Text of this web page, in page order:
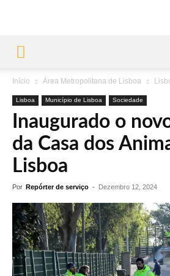
Início Área Metropolitana de Lisboa
Lisboa Município de Lisboa Sociedade
Inaugurado o
da Casa dos
Lisboa
Por Repórter de serviço - Dezembro 12, 2024